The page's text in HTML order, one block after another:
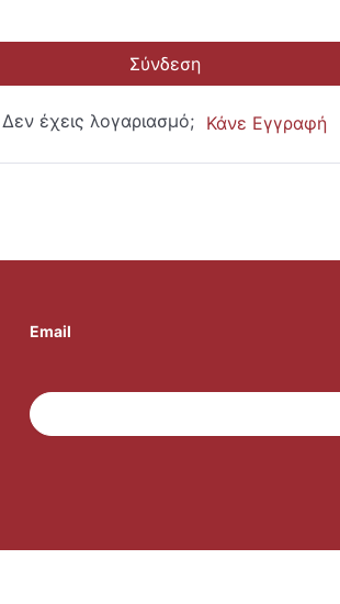
Σύνδεση
Δεν έχεις λογαριασμό; Κάνε Εγγραφή
Email